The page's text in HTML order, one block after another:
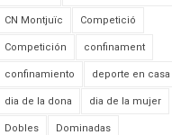
CN Montjuïc Competició
Competición confinament
confinamiento deporte en casa
dia de la dona dia de la mujer
Dobles Dominadas